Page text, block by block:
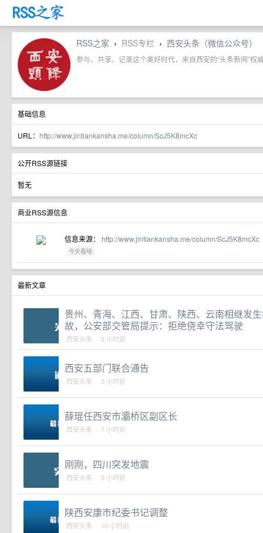
RSS之家 › RSS专栏 › 西安头条（微信公众号）
参与、共享、记录这个美好时代，来自西安的“头条新闻”权
基础信息
URL： http://www.jintiankansha.me/column/ScJ5K8mcXc
公开RSS源链接
暂无
商业RSS源信息
信息来源： http://www.jintiankansha.me/column/ScJ5K8mcXc
今天看啥 ·
最新文章
贵州、青海、江西、甘肃、陕西、云南相继发
故，公安部交管局提示：拒绝侥幸守法驾驶
西安头条 · 2 小时前
西安五部门联合通告
西安头条 · 5 小时前
薛琨任西安市灞桥区副区长
西安头条 · 7 小时前
刚刚，四川突发地震
西安头条 · 9 小时前
陕西安康市纪委书记调整
西安头条 · 10 小时前